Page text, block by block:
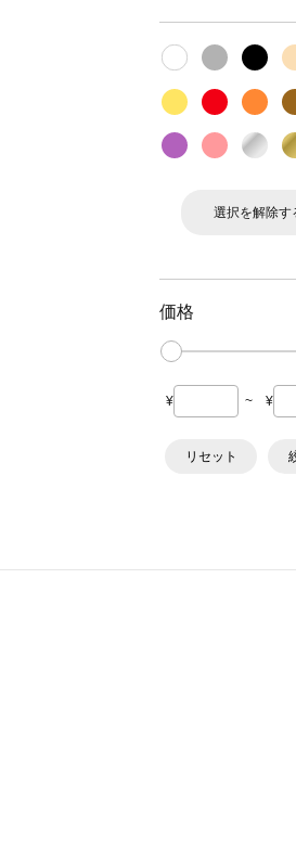
選択を解除す
価格
¥ ~ ¥
リセット